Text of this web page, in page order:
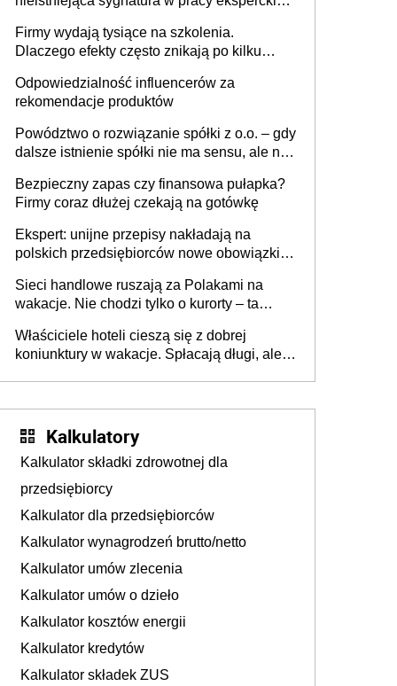
firmie
Firmy wydają tysiące na szkolenia.
Dlaczego efekty często znikają po kilku
Odpowiedzialność influencerów za
rekomendacje produktów
Powództwo o rozwiązanie spółki z o.o. – gdy
dalsze istnienie spółki nie ma sensu, ale nie
Bezpieczny zapas czy finansowa pułapka?
Firmy coraz dłużej czekają na gotówkę
Ekspert: unijne przepisy nakładają na
polskich przedsiębiorców nowe obowiązki w
Sieci handlowe ruszają za Polakami na
wakacje. Nie chodzi tylko o kurorty – ta
tam, gdzie wielu spędzi urlop po cichu
Właściciele hoteli cieszą się z dobrej
koniunktury w wakacje. Spłacają długi, ale
Kalkulatory
Kalkulator składki zdrowotnej dla
przedsiębiorcy
Kalkulator dla przedsiębiorców
Kalkulator wynagrodzeń brutto/netto
Kalkulator umów zlecenia
Kalkulator umów o dzieło
Kalkulator kosztów energii
Kalkulator kredytów
Kalkulator składek ZUS